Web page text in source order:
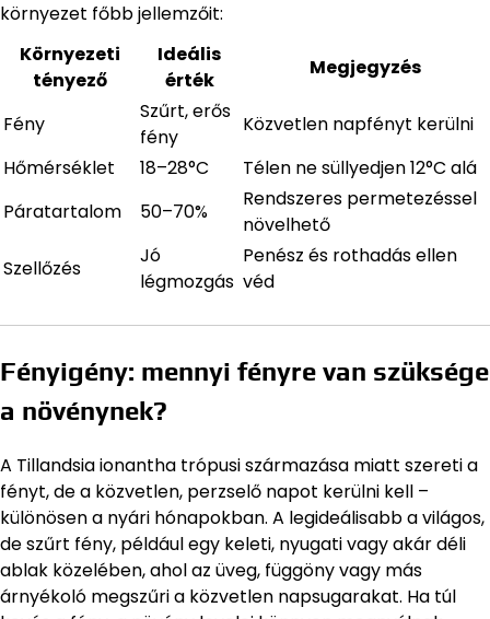
környezet főbb jellemzőit:
Környezeti
tényező
Ideális
érték
Megjegyzés
Fény
Szűrt, erős
fény
Közvetlen napfényt kerülni
Hőmérséklet
18–28°C
Télen ne süllyedjen 12°C alá
Páratartalom
50–70%
Rendszeres permetezéssel
növelhető
Szellőzés
Jó
légmozgás
Penész és rothadás ellen
véd
Fényigény: mennyi fényre van szüksége
a növénynek?
A Tillandsia ionantha trópusi származása miatt szereti a
fényt, de a közvetlen, perzselő napot kerülni kell –
különösen a nyári hónapokban. A legideálisabb a világos,
de szűrt fény, például egy keleti, nyugati vagy akár déli
ablak közelében, ahol az üveg, függöny vagy más
árnyékoló megszűri a közvetlen napsugarakat. Ha túl